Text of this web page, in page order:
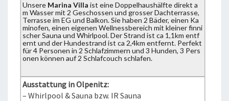
Unsere Marina Villa ist eine Doppelhaushälfte direkt a
m Wasser mit 2 Geschossen und grosser Dachterrasse,
Terrasse im EG und Balkon. Sie haben 2 Bäder, einen Ka
minofen, einen eigenen Wellnessbereich mit kleiner finni
scher Sauna und Whirlpool. Der Strand ist ca 1,1km entf
ernt und der Hundestrand ist ca 2,4km entfernt. Perfekt
für 4 Personen in 2 Schlafzimmern und 3 Hunden, 3 Pers
onen können auf 2 Schlafcouch schlafen.
Ausstattung in Olpenitz:
– Whirlpool & Sauna bzw. IR Sauna